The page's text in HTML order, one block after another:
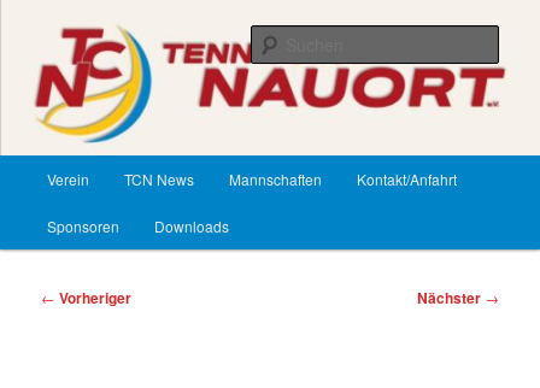
springenTennisClub Nauort
Verein TCN News Mannschaften Kontakt/Anfahrt
Sponsoren Downloads
Beitragsnavigation
← Vorheriger Nächster →